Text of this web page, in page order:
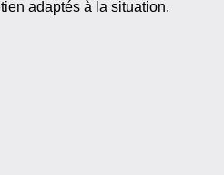
adaptés à la situation.